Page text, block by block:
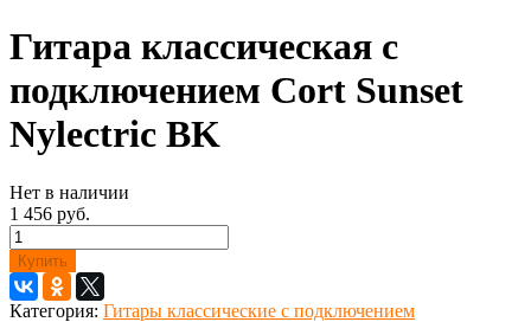
Гитара классическая с
подключением Cort Sunset
Nylectric BK
Нет в наличии
1 456 руб.
Купить
Категория: Гитары классические с подключением